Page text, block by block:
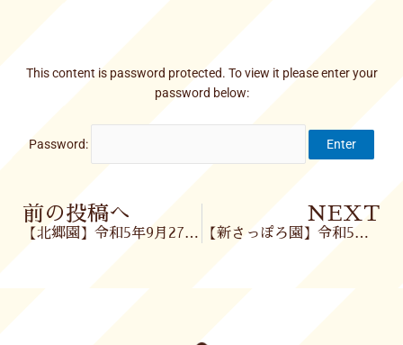
This content is password protected. To view it please enter your
password below:
Password:
Prev
前の投稿へ
【北郷園】令和5年9月27日(水)
NEXT
【新さっぽろ園】令和5年9月27日(水)